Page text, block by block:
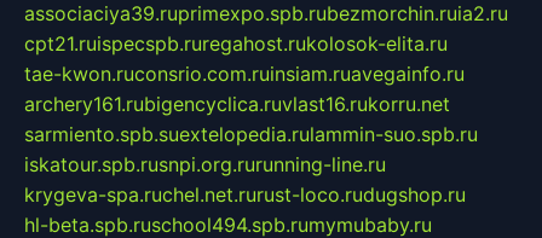
associaciya39.ruprimexpo.spb.rubezmorchin.ruia2.ru
cpt21.ruispecspb.ruregahost.rukolosok-elita.ru
tae-kwon.ruconsrio.com.ruinsiam.ruavegainfo.ru
archery161.rubigencyclica.ruvlast16.rukorru.net
sarmiento.spb.suextelopedia.rulammin-suo.spb.ru
iskatour.spb.rusnpi.org.rurunning-line.ru
krygeva-spa.ruchel.net.rurust-loco.rudugshop.ru
hl-beta.spb.ruschool494.spb.rumymubaby.ru